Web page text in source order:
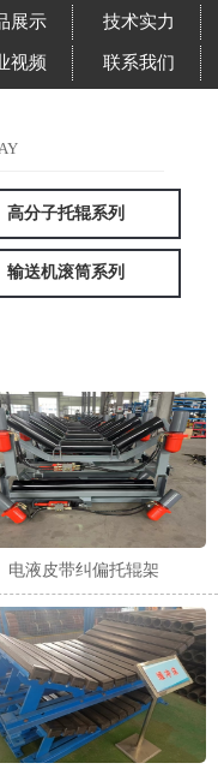
展示 技术实力
视频 联系我们
高分子托辊系列
输送机滚筒系列
电液皮带纠偏托辊架